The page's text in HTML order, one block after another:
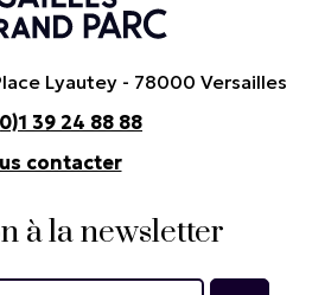
Lyautey - 78000 Versailles
39 24 88 88
contacter
à la newsletter